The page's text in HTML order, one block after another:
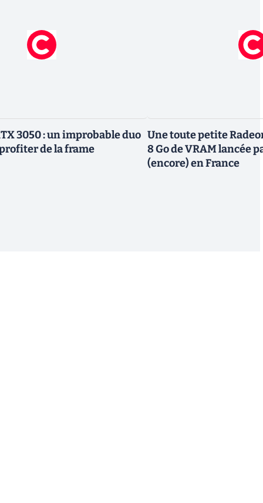
3050 : un improbable duo
de la frame
Une toute petite
8 Go de VRAM lancée
(encore) en France